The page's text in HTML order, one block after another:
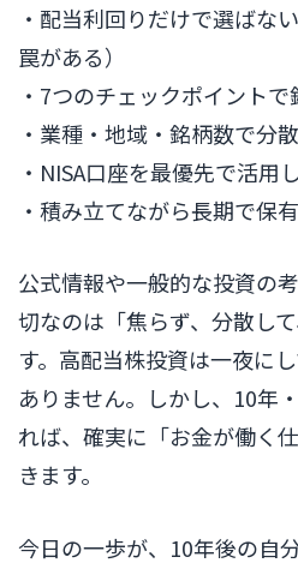
・配当利回りだけで選ばな
罠がある）
・7つのチェックポイント
・業種・地域・銘柄数で分
・NISA口座を最優先で活用
・積み立てながら長期で保
公式情報や一般的な投資の
切なのは「焦らず、分散し
す。高配当株投資は一夜に
ありません。しかし、10年
れば、確実に「お金が働く
きます。
今日の一歩が、10年後の自